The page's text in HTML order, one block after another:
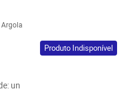
Produto Indisponível
un